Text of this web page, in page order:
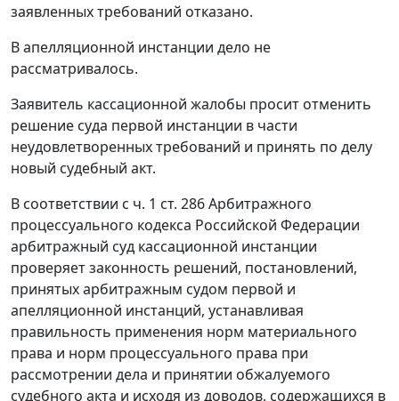
заявленных требований отказано.
В апелляционной инстанции дело не
рассматривалось.
Заявитель кассационной жалобы просит отменить
решение суда первой инстанции в части
неудовлетворенных требований и принять по делу
новый судебный акт.
В соответствии с ч. 1 ст. 286Арбитражного
процессуального кодекса Российской Федерации
арбитражный суд кассационной инстанции
проверяет законность решений, постановлений,
принятых арбитражным судом первой и
апелляционной инстанций, устанавливая
правильность применения норм материального
права и норм процессуального права при
рассмотрении дела и принятии обжалуемого
судебного акта и исходя из доводов, содержащихся в